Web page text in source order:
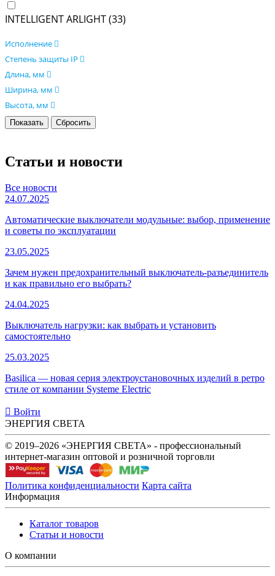
INTELLIGENT ARLIGHT (33)
Исполнение
Степень защиты IP
Длина, мм
Ширина, мм
Высота, мм
Статьи и новости
Все новости
24.07.2025
Автоматические выключатели модульные: выбор, применение
и советы по эксплуатации
23.05.2025
Зачем нужен предохранительный выключатель-разъединитель
и как правильно его выбрать?
24.04.2025
Выключатель нагрузки: как выбрать и установить
самостоятельно
25.03.2025
Basilica — новая серия электроустановочных изделий в ретро
стиле от компании Systeme Electric
Войти
ЭНЕРГИЯ СВЕТА
© 2019–2026 «ЭНЕРГИЯ СВЕТА» - профессиональный
интернет-магазин оптовой и розничной торговли
Политика конфиденциальности Карта сайта
Информация
Каталог товаров
Статьи и новости
О компании